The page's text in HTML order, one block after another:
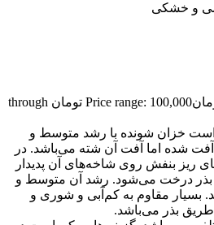
و خشکی
Price range: 100,000 تومان through
است خزان شونده با رشد متوسط و
آفت شده اما آفت آن شته می‌باشد. در
ریز بنفش روی شاخه‌های آن پدیدار
بذر درخت می‌شود. رشد آن متوسط و
بسیار مقاوم به کم‌آبی و شوری و
بذر می‌باشد.